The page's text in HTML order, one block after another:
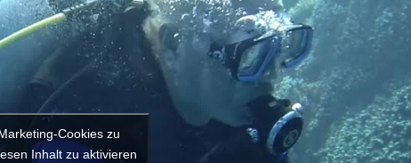
Cookies zu
Inhalt zu aktivieren